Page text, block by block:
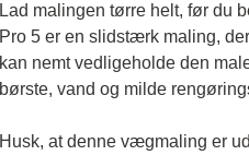
Lad malingen tørre helt, før du
Pro 5 er en slidstærk maling,
kan nemt vedligeholde den
børste, vand og milde
Husk, at denne vægmaling er